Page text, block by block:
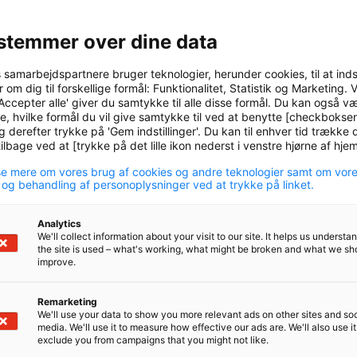
mener vi, at vi fortsat kan understøtte den grønne
for biodiversitet
året, hvor P+ lancerede den første
at modvirke tabet af biodiversitet. Derfor har
sig de to de førende internationale
der ledes af det FN-støttede netværk PRI,
mange ubekendte i arbejdet med at opgøre og
Men en dataudfordring må ikke være en hindring
Derfor har vi blandt andet tilsluttet os de to
investorsamarbejder som et led i, at vi øger
fokus på biodiversitet. I kraft af vores
er vi nu i dialog med mere end 180 virksomheder
over dine data
samarbejdspartnere bruger teknologier, herunder cookies, til at
om dig til forskellige formål: Funktionalitet, Statistik og Marketing.
alle' giver du samtykke til alle disse formål. Du kan også
hvilke formål du vil give samtykke til ved at benytte
derefter trykke på 'Gem indstillinger'. Du kan til enhver tid trække
ved at [trykke på det lille ikon nederst i venstre hjørne af
mere om vores brug af cookies og andre teknologier samt om
og behandling af personoplysninger ved at trykke på linket.
Analytics
We'll collect information about your visit to our site. It helps us
the site is used – what's working, what might be broken and what we
improve.
Remarketing
We'll use your data to show you more relevant ads on other sites and
media. We'll use it to measure how effective our ads are. We'll also use
exclude you from campaigns that you might not like.